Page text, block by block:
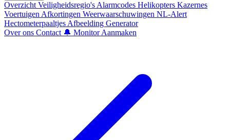
Overzicht Veiligheidsregio's Alarmcodes Helikopters Kazernes
Voertuigen Afkortingen Weerwaarschuwingen NL-Alert
Hectometerpaaltjes Afbeelding Generator
Over ons Contact 🔔 Monitor Aanmaken